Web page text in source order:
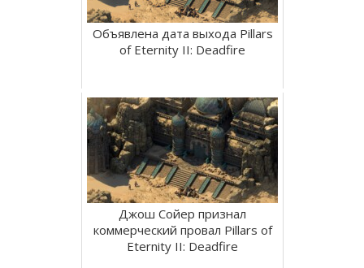
Объявлена дата выхода Pillars
of Eternity II: Deadfire
Джош Сойер признал
коммерческий провал Pillars of
Eternity II: Deadfire